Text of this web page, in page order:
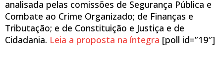
analisada pelas comissões de Segurança Pública e
Combate ao Crime Organizado; de Finanças e
Tributação; e de Constituição e Justiça e de
Cidadania. Leia a proposta na íntegra [poll id=”19″]